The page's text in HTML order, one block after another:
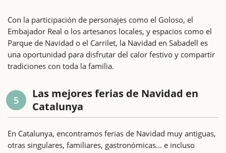
Con la participación de personajes como el Goloso, el
Embajador Real o los artesanos locales, y espacios como el
Parque de Navidad o el Carrilet, la Navidad en Sabadell es
una oportunidad para disfrutar del calor festivo y compartir
tradiciones con toda la familia.
5
Las mejores ferias de Navidad en
Catalunya
En Catalunya, encontramos ferias de Navidad muy antiguas,
otras singulares, familiares, gastronómicas... e incluso